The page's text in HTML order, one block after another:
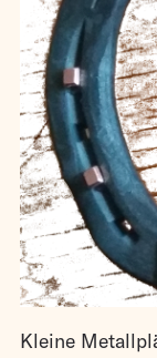
Kleine